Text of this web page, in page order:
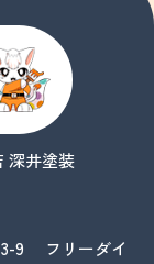
深井塗装
3-9 フリーダイ